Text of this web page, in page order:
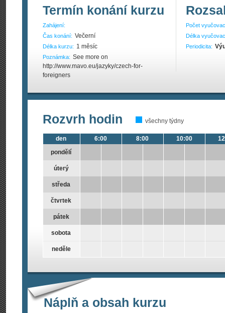
Termín konání kurzu
Zahájení:
Čas konání: Večerní
Délka kurzu: 1 měsíc
Poznámka: See more on
http://www.mavo.eu/jazyky/czech-for-
foreigners
Počet
Délka
Periodicita:
Rozvrh hodin všechny týdny
den
pondělí
úterý
středa
čtvrtek
pátek
sobota
neděle
6:00 8:00 10:00
Náplň a obsah kurzu